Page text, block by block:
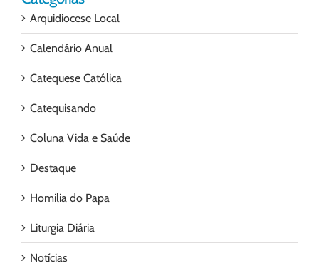
Arquidiocese Local
Calendário Anual
Catequese Católica
Catequisando
Coluna Vida e Saúde
Destaque
Homilia do Papa
Liturgia Diária
Notícias